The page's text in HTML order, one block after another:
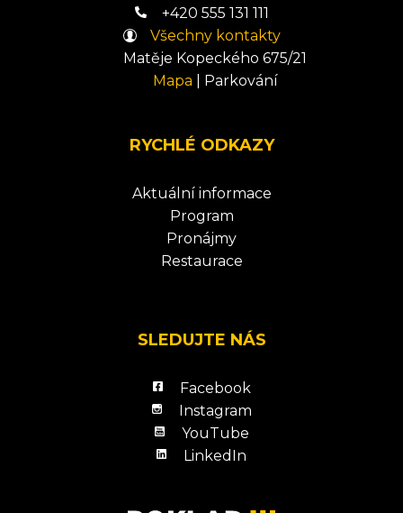
+420 555 131 111
Všechny kontakty
Matěje Kopeckého 675/21
Mapa
Parkování
RYCHLÉ ODKAZY
Aktuální informace
Program
Pronájmy
Restaurace
SLEDUJTE NÁS
Facebook
Instagram
YouTube
LinkedIn